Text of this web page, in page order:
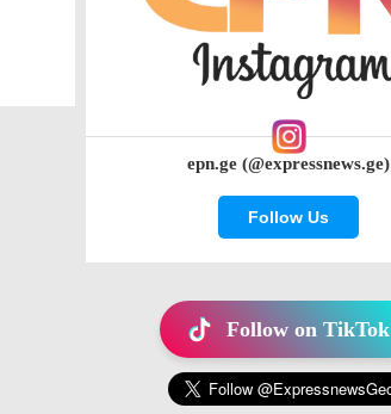
epn.ge (@expressnews.ge)
Follow Us
Follow on TikTok